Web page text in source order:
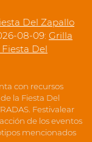
Del Zapallo
08-09: Grilla
Del
con recursos
la Fiesta Del
Festivalear
de los eventos
mencionados